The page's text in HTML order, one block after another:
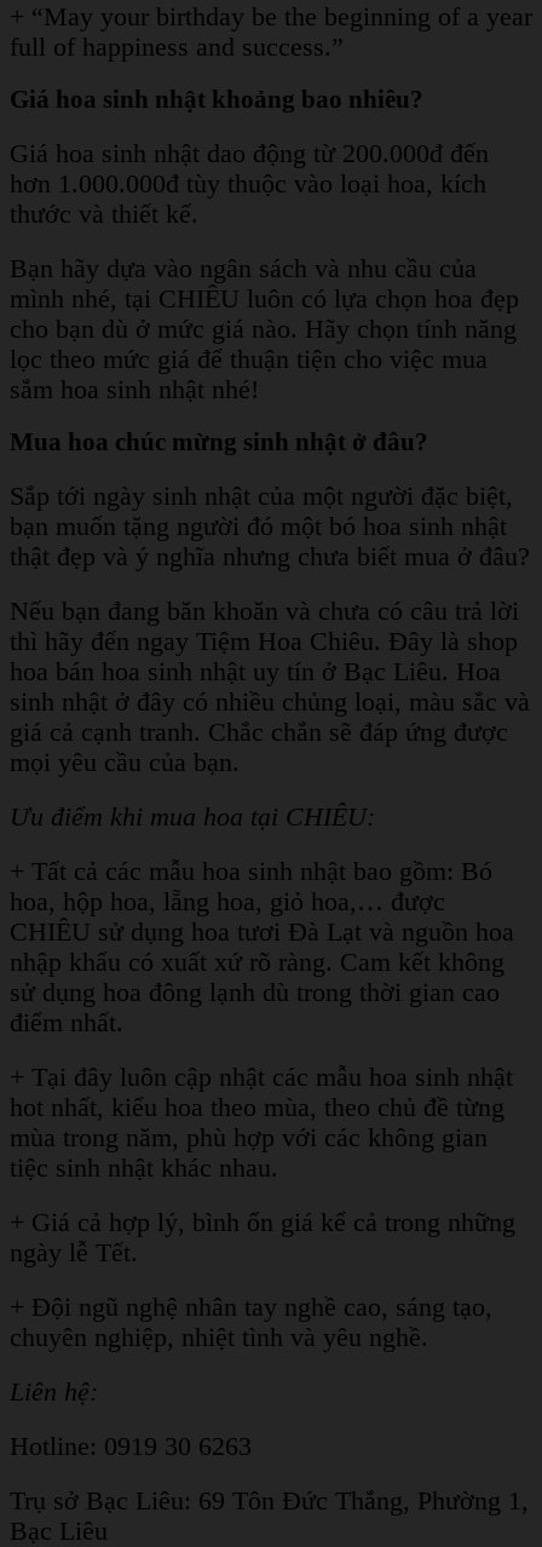
+ “May your birthday be the beginning of a year
full of happiness and success.”
Giá hoa sinh nhật khoảng bao nhiêu?
Giá hoa sinh nhật dao động từ 200.000đ đến
hơn 1.000.000đ tùy thuộc vào loại hoa, kích
thước và thiết kế.
Bạn hãy dựa vào ngân sách và nhu cầu của
mình nhé, tại CHIÊU luôn có lựa chọn hoa đẹp
cho bạn dù ở mức giá nào. Hãy chọn tính năng
lọc theo mức giá để thuận tiện cho việc mua
sắm hoa sinh nhật nhé!
Mua hoa chúc mừng sinh nhật ở đâu?
Sắp tới ngày sinh nhật của một người đặc biệt,
bạn muốn tặng người đó một bó hoa sinh nhật
thật đẹp và ý nghĩa nhưng chưa biết mua ở đâu?
Nếu bạn đang băn khoăn và chưa có câu trả lời
thì hãy đến ngay Tiệm Hoa Chiêu. Đây là shop
hoa bán hoa sinh nhật uy tín ở Bạc Liêu. Hoa
sinh nhật ở đây có nhiều chủng loại, màu sắc và
giá cả cạnh tranh. Chắc chắn sẽ đáp ứng được
mọi yêu cầu của bạn.
Ưu điểm khi mua hoa tại CHIÊU:
+ Tất cả các mẫu hoa sinh nhật bao gồm: Bó
hoa, hộp hoa, lẵng hoa, giỏ hoa,… được
CHIÊU sử dụng hoa tươi Đà Lạt và nguồn hoa
nhập khẩu có xuất xứ rõ ràng. Cam kết không
sử dụng hoa đông lạnh dù trong thời gian cao
điểm nhất.
+ Tại đây luôn cập nhật các mẫu hoa sinh nhật
hot nhất, kiểu hoa theo mùa, theo chủ đề từng
mùa trong năm, phù hợp với các không gian
tiệc sinh nhật khác nhau.
+ Giá cả hợp lý, bình ổn giá kể cả trong những
ngày lễ Tết.
+ Đội ngũ nghệ nhân tay nghề cao, sáng tạo,
chuyên nghiệp, nhiệt tình và yêu nghề.
Liên hệ:
Hotline: 0919 30 6263
Trụ sở Bạc Liêu: 69 Tôn Đức Thắng, Phường 1,
Bạc Liêu